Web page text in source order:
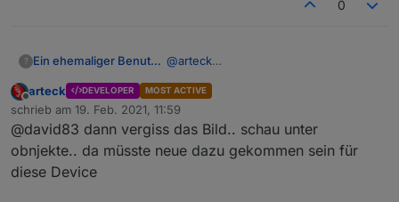
0
? Ein ehemaliger Benutzer @arteck
Offline
arteck DEVELOPER MOST ACTIVE
schrieb am 19. Feb. 2021, 11:59
zuletzt editiert von
@david83 dann vergiss das Bild.. schau unter
obnjekte.. da müsste neue dazu gekommen sein für
diese Device